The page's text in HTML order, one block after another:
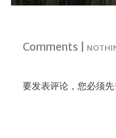
Comments |
要发表评论，您必须先